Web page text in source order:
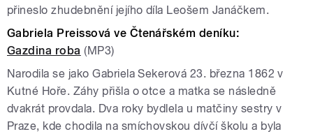
přineslo zhudebnění jejího díla Leošem Janáčkem.
Gabriela Preissová ve Čtenářském deníku:
Gazdina roba (MP3)
Narodila se jako Gabriela Sekerová 23. března 1862 v
Kutné Hoře. Záhy přišla o otce a matka se následně
dvakrát provdala. Dva roky bydlela u matčiny sestry v
Praze, kde chodila na smíchovskou dívčí školu a byla